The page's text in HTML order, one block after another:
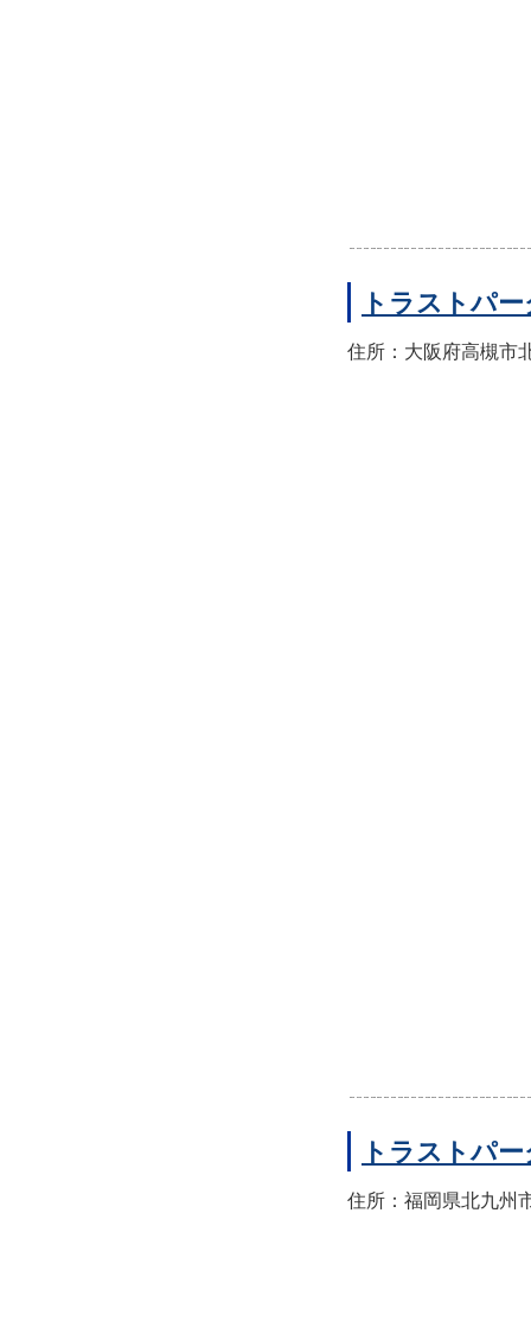
トラストパ
住所：大阪府高槻市
トラストパ
住所：福岡県北九州